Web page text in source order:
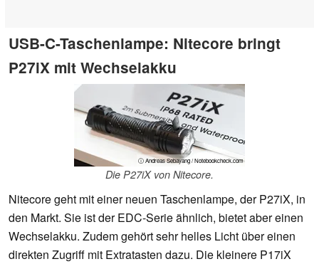
USB-C-Taschenlampe: Nitecore bringt
P27iX mit Wechselakku
ⓘ Andreas Sebayang / Notebookcheck.com
Die P27iX von Nitecore.
Nitecore geht mit einer neuen Taschenlampe, der P27iX, in
den Markt. Sie ist der EDC-Serie ähnlich, bietet aber einen
Wechselakku. Zudem gehört sehr helles Licht über einen
direkten Zugriff mit Extratasten dazu. Die kleinere P17iX